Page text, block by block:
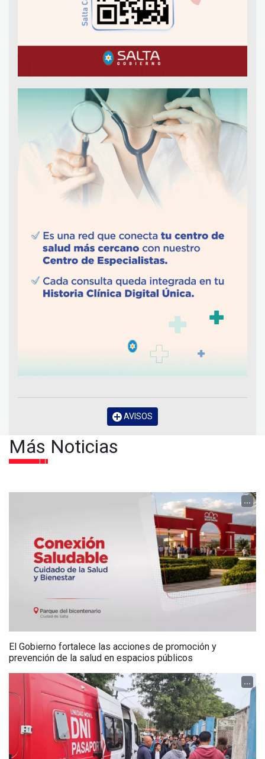
AVISOS
Más Noticias
...
El Gobierno fortalece las acciones de promoción y
prevención de la salud en espacios públicos
...